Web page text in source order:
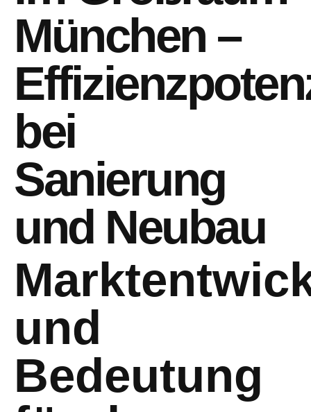
München –
bei
Sanierung
und Neubau
und
Bedeutung